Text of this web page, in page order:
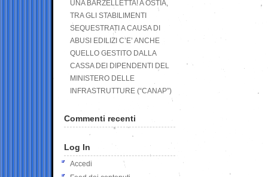
UNA BARZELLETTA! A OSTIA,
TRA GLI STABILIMENTI
SEQUESTRATI A CAUSA DI
ABUSI EDILIZI C’E’ ANCHE
QUELLO GESTITO DALLA
CASSA DEI DIPENDENTI DEL
MINISTERO DELLE
INFRASTRUTTURE (“CANAP”)
Commenti recenti
Log In
Accedi